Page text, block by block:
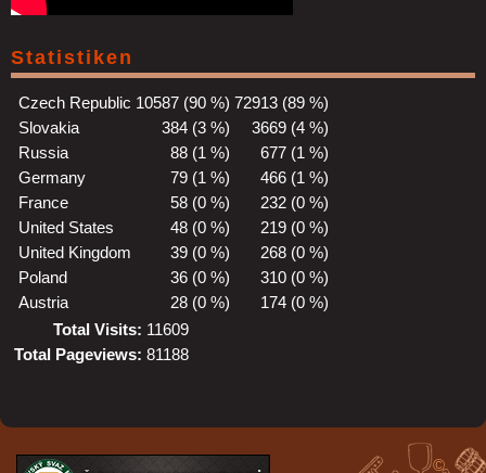
Statistiken
Czech Republic 10587 (90 %) 72913 (89 %)
Slovakia
384 (3 %)
3669 (4 %)
Russia
88 (1 %)
677 (1 %)
Germany
79 (1 %)
466 (1 %)
France
58 (0 %)
232 (0 %)
United States
48 (0 %)
219 (0 %)
United Kingdom
39 (0 %)
268 (0 %)
Poland
36 (0 %)
310 (0 %)
Austria
28 (0 %)
174 (0 %)
Total Visits: 11609
Total Pageviews: 81188
©